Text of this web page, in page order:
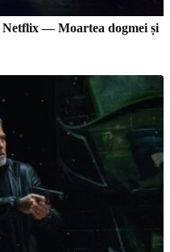
Netflix — Moartea dogmei și